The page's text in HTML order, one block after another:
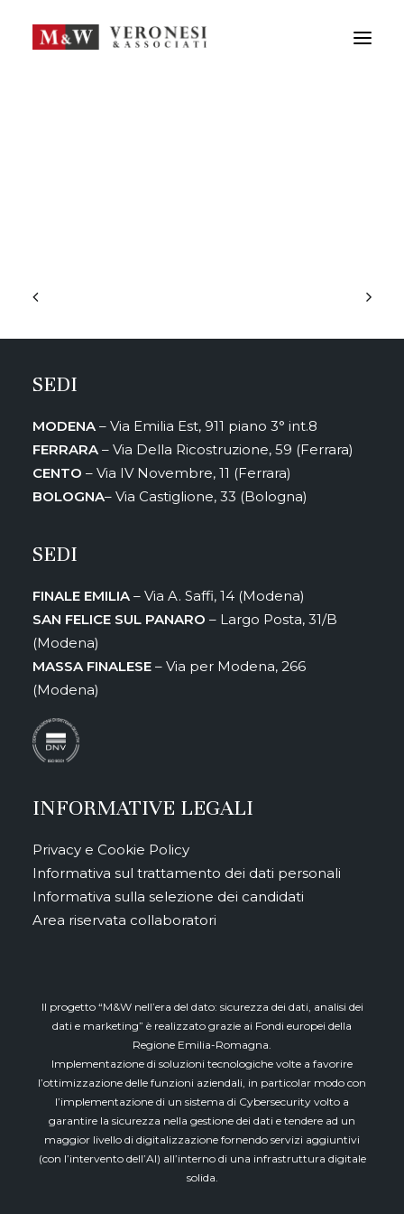
M&W STUDIO
FRA
RICERCA
SEDI
MODENA – Via Emilia Est, 911 piano 3° int.8
FERRARA – Via Della Ricostruzione, 59 (Ferrara)
CENTO – Via IV Novembre, 11 (Ferrara)
BOLOGNA– Via Castiglione, 33 (Bologna)
SEDI
FINALE EMILIA – Via A. Saffi, 14 (Modena)
SAN FELICE SUL PANARO – Largo Posta, 31/B
(Modena)
MASSA FINALESE – Via per Modena, 266
(Modena)
INFORMATIVE LEGALI
Privacy e Cookie Policy
Informativa sul trattamento dei dati personali
Informativa sulla selezione dei candidati
Area riservata collaboratori
Il progetto “M&W nell’era del dato: sicurezza dei dati, analisi dei
dati e marketing” è realizzato grazie ai Fondi europei della
Regione Emilia-Romagna.
Implementazione di soluzioni tecnologiche volte a favorire
l’ottimizzazione delle funzioni aziendali, in particolar modo con
l’implementazione di un sistema di Cybersecurity volto a
garantire la sicurezza nella gestione dei dati e tendere ad un
maggior livello di digitalizzazione fornendo servizi aggiuntivi
(con l’intervento dell’AI) all’interno di una infrastruttura digitale
solida.